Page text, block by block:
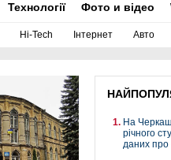
Hi-Tech Інтернет Авто
Технології Фото и відео
На
річного
даних про